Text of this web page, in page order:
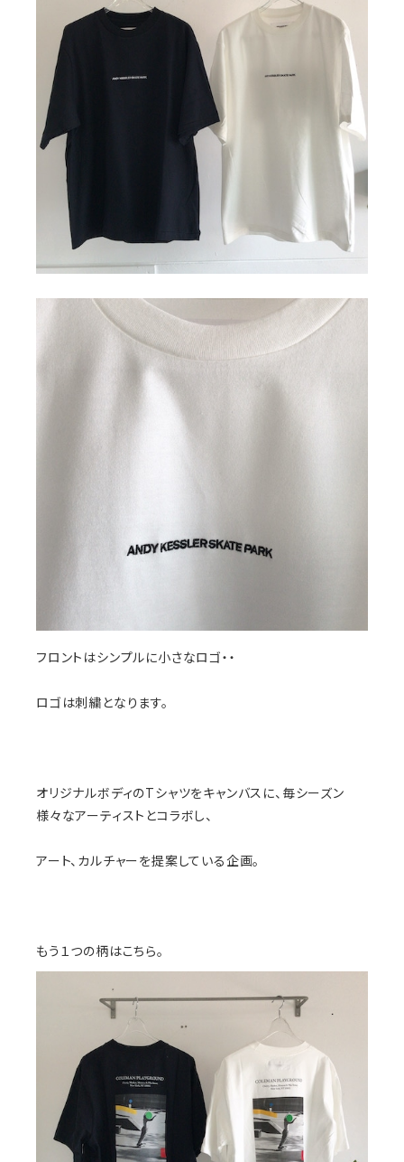
フロントはシンプルに小さなロゴ・・
ロゴは刺繍となります。
オリジナルボディのTシャツをキャンバスに、毎シーズン
様々なアーティストとコラボし、
アート、カルチャーを提案している企画。
もう１つの柄はこちら。